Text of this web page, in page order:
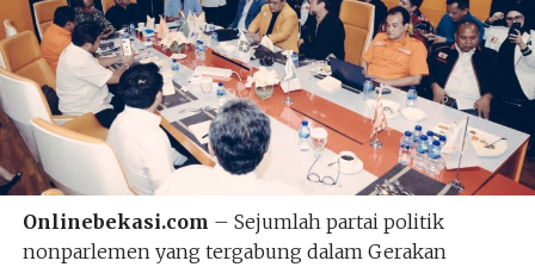
Onlinebekasi.com – Sejumlah partai politik
nonparlemen yang tergabung dalam Gerakan